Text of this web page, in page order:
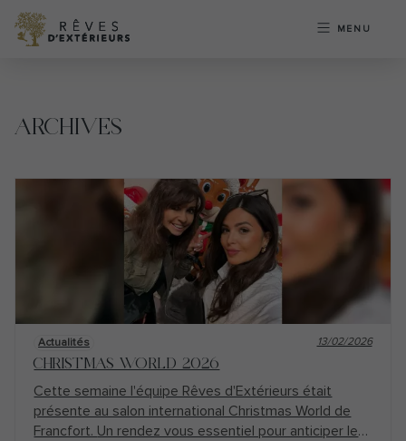
MENU
ARCHIVES
Actualités 13/02/2026
CHRISTMAS WORLD 2026
Cette semaine l'équipe Rêves d'Extérieurs était
présente au salon international Christmas World de
Francfort. Un rendez vous essentiel pour anticiper les